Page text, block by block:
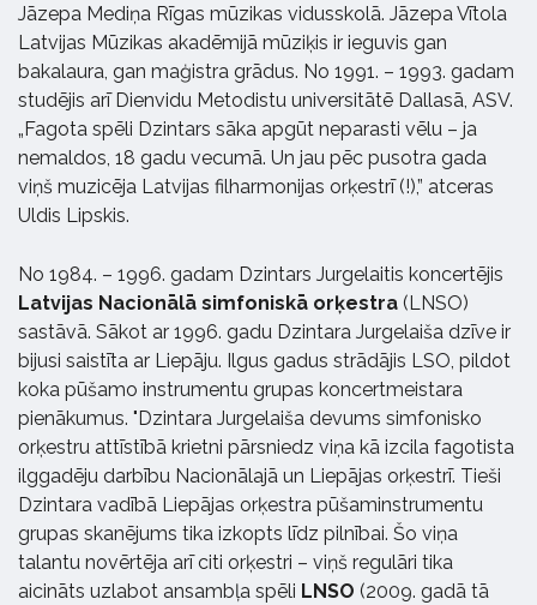
Jāzepa Mediņa Rīgas mūzikas vidusskolā. Jāzepa Vītola
Latvijas Mūzikas akadēmijā mūziķis ir ieguvis gan
bakalaura, gan maģistra grādus. No 1991. – 1993. gadam
studējis arī Dienvidu Metodistu universitātē Dallasā, ASV.
„Fagota spēli Dzintars sāka apgūt neparasti vēlu – ja
nemaldos, 18 gadu vecumā. Un jau pēc pusotra gada
viņš muzicēja Latvijas filharmonijas orķestrī (!),” atceras
Uldis Lipskis.
No 1984. – 1996. gadam Dzintars Jurgelaitis koncertējis
Latvijas Nacionālā simfoniskā orķestra (LNSO)
sastāvā. Sākot ar 1996. gadu Dzintara Jurgelaiša dzīve ir
bijusi saistīta ar Liepāju. Ilgus gadus strādājis LSO, pildot
koka pūšamo instrumentu grupas koncertmeistara
pienākumus. "Dzintara Jurgelaiša devums simfonisko
orķestru attīstībā krietni pārsniedz viņa kā izcila fagotista
ilggadēju darbību Nacionālajā un Liepājas orķestrī. Tieši
Dzintara vadībā Liepājas orķestra pūšaminstrumentu
grupas skanējums tika izkopts līdz pilnībai. Šo viņa
talantu novērtēja arī citi orķestri – viņš regulāri tika
aicināts uzlabot ansambļa spēli LNSO (2009. gadā tā